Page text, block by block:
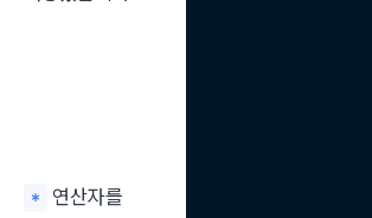
*
연산자를